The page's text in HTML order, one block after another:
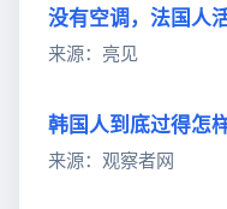
没有空调，法国人
来源：亮见
韩国人到底过得怎
来源：观察者网